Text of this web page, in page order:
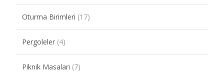
Oturma Birimleri (17)
Pergoleler (4)
Piknik Masaları (7)